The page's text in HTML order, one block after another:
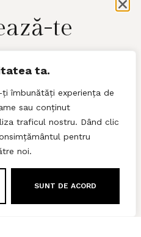
ta.
îmbunătăți experiența de
sau conținut
traficul nostru. Dând clic
pentru
noi.
SUNT DE ACORD
te
ești de acord cu
de Confidențialitate.